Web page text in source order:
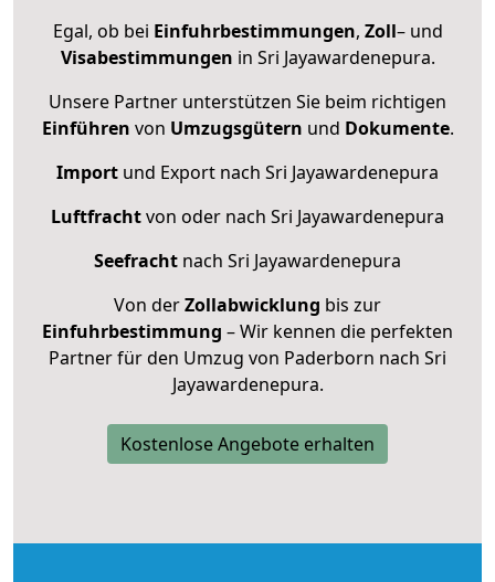
Egal, ob bei Einfuhrbestimmungen, Zoll– und
Visabestimmungen in Sri Jayawardenepura.
Unsere Partner unterstützen Sie beim richtigen
Einführen von Umzugsgütern und Dokumente.
Import und Export nach Sri Jayawardenepura
Luftfrachtvon oder nach Sri Jayawardenepura
Seefracht nach Sri Jayawardenepura
Von derZollabwicklung bis zur
Einfuhrbestimmung – Wir kennen die perfekten
Partner für den Umzug von Paderborn nach Sri
Jayawardenepura.
Kostenlose Angebote erhalten